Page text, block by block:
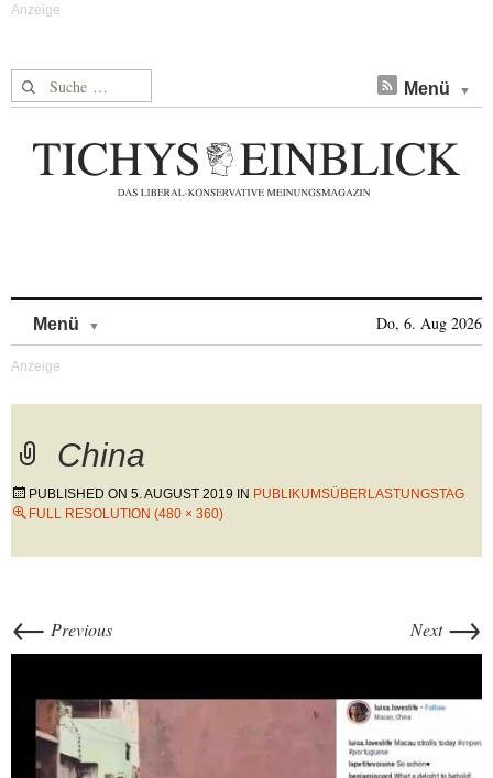
Suche nach: Menü
Menü Do, 6. Aug 2026
China
PUBLISHED ON 5. AUGUST 2019 IN PUBLIKUMSÜBERLASTUNGSTAG
FULL RESOLUTION (480 × 360)
← Previous Next →